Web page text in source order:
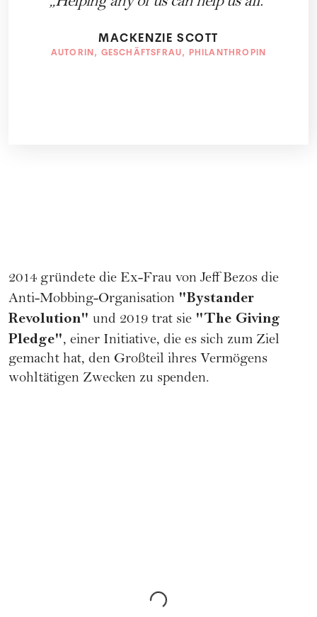
MACKENZIE SCOTT
AUTORIN, GESCHÄFTSFRAU, PHILANTHROPIN
2014 gründete die Ex-Frau von Jeff Bezos die
Anti-Mobbing-Organisation "Bystander
Revolution" und 2019 trat sie "The Giving
Pledge", einer Initiative, die es sich zum Ziel
gemacht hat, den Großteil ihres Vermögens
wohltätigen Zwecken zu spenden.